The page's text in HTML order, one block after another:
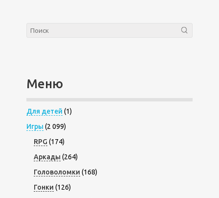
Меню
Для детей (1)
Игры (2 099)
RPG (174)
Аркады (264)
Головоломки (168)
Гонки (126)